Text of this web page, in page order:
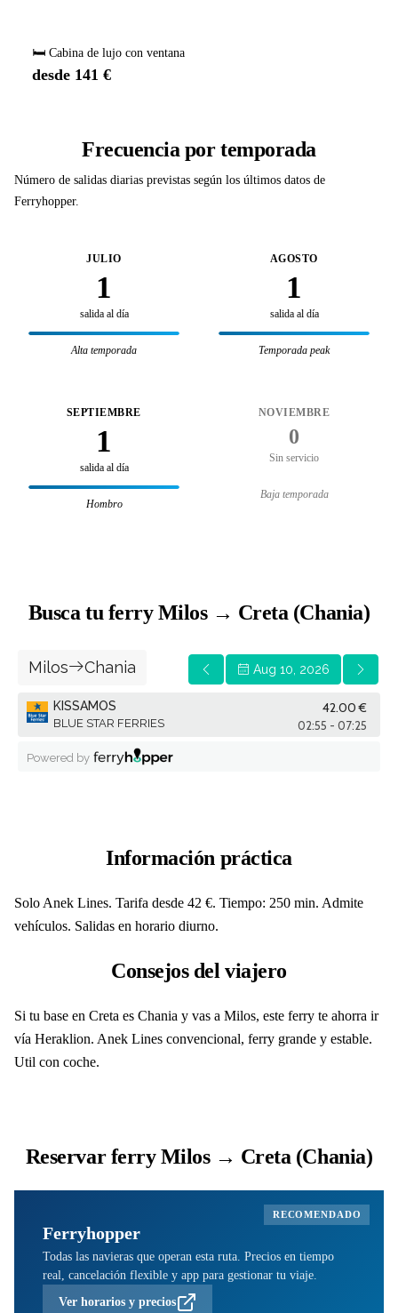
🛏️ Cabina de lujo con ventana
desde 141 €
Frecuencia por temporada
Número de salidas diarias previstas según los últimos datos de
Ferryhopper.
JULIO
1
salida al día
Alta temporada
AGOSTO
1
salida al día
Temporada peak
SEPTIEMBRE
1
salida al día
Hombro
NOVIEMBRE
0
Sin servicio
Baja temporada
Busca tu ferry Milos → Creta (Chania)
Información práctica
Solo Anek Lines. Tarifa desde 42 €. Tiempo: 250 min. Admite
vehículos. Salidas en horario diurno.
Consejos del viajero
Si tu base en Creta es Chania y vas a Milos, este ferry te ahorra ir
vía Heraklion. Anek Lines convencional, ferry grande y estable.
Util con coche.
Reservar ferry Milos → Creta (Chania)
RECOMENDADO
Ferryhopper
Todas las navieras que operan esta ruta. Precios en tiempo
real, cancelación flexible y app para gestionar tu viaje.
Ver horarios y precios